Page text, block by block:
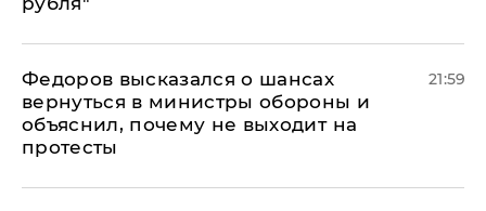
Федоров высказался о шансах
вернуться в министры обороны и
объяснил, почему не выходит на
протесты
21:59